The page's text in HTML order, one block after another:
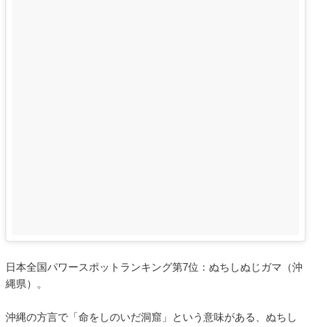
日本全国パワースポットランキング第7位：ぬちしぬじガマ（沖
縄県）。
沖縄の方言で「命をしのいだ洞窟」という意味がある、ぬちし